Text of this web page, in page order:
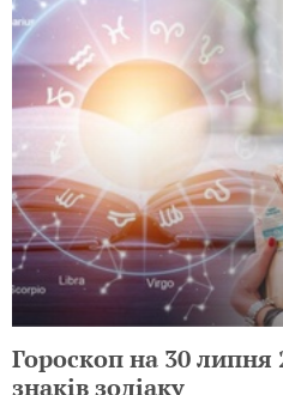
Гороскоп на 30 липня
знаків зодіаку